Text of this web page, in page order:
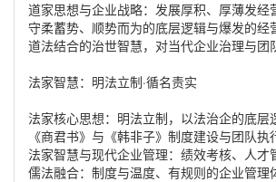
道家思想与企业战略：发展厚积、厚薄发经
守柔蓄势、顺势而为的底层逻辑与爆发的经
道法结合的治世智慧，对当代企业治理与团
法家智慧：明法立制·循名责实
法家核心思想：明法立制，以法治企的底层
《商君书》与《韩非子》制度建设与团队执
法家智慧与现代企业管理：绩效考核、人才
儒法融合：制度与温度、有规则的企业管理